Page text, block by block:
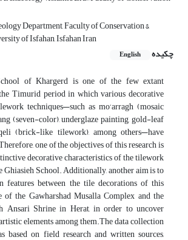
Department, Faculty of Conservation &
of Isfahan, Isfahan Iran
چکیده
English
of Khargerd is one of the few extant
Timurid period in which various decorative
techniques—such as mo‘arragh (mosaic
(seven-color), underglaze painting, gold-leaf
(brick-like tilework), among others—have
one of the objectives of this research is
decorative characteristics of the tilework
Ghiasieh School. Additionally, another aim is to
features between the tile decorations of this
of the Gawharshad Musalla Complex and the
Ansari Shrine in Herat, in order to uncover
elements among them.The data collection
based on field research and written sources,